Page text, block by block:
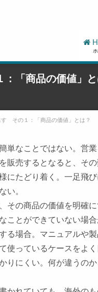
「商品の価値」と
す その１：「商品の価値」とは？
単なことではない。営
販売するとなると、そ
にたどり着く。一足飛
い。
その商品の価値を明確に
ことができていない場合
る場合。マニュアルや
使っているケースをよ
りにくい。何が違うの